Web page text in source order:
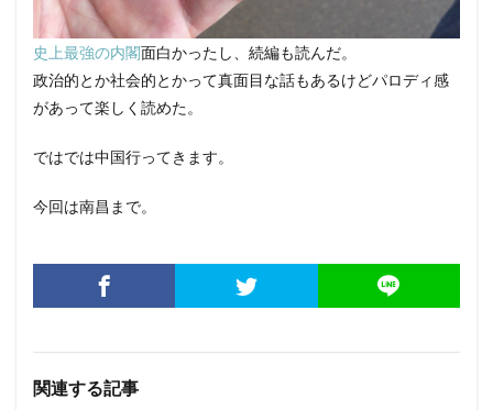
史上最強の内閣面白かったし、続編も読んだ。
政治的とか社会的とかって真面目な話もあるけどパロディ感
があって楽しく読めた。
ではでは中国行ってきます。
今回は南昌まで。
関連する記事